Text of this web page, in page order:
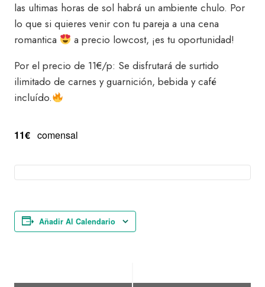
las ultimas horas de sol habrá un ambiente chulo. Por
lo que si quieres venir con tu pareja a una cena
romantica
a precio lowcost, ¡es tu oportunidad!
Por el precio de 11€/p: Se disfrutará de surtido
ilimitado de carnes y guarnición, bebida y café
incluído.
11€ comensal
Añadir Al Calendario